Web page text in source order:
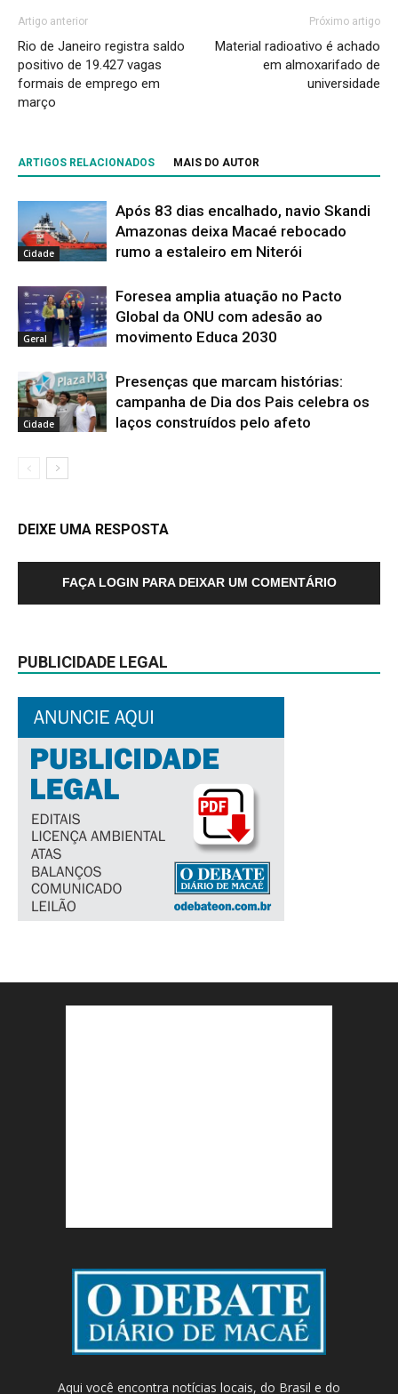
Artigo anterior
Rio de Janeiro registra saldo
positivo de 19.427 vagas
formais de emprego em
março
Próximo artigo
Material radioativo é achado
em almoxarifado de
universidade
ARTIGOS RELACIONADOS MAIS DO AUTOR
Cidade
Após 83 dias encalhado, navio Skandi
Amazonas deixa Macaé rebocado
rumo a estaleiro em Niterói
Geral
Foresea amplia atuação no Pacto
Global da ONU com adesão ao
movimento Educa 2030
Cidade
Presenças que marcam histórias:
campanha de Dia dos Pais celebra os
laços construídos pelo afeto
DEIXE UMA RESPOSTA
FAÇA LOGIN PARA DEIXAR UM COMENTÁRIO
PUBLICIDADE LEGAL
Aqui você encontra notícias locais, do Brasil e do